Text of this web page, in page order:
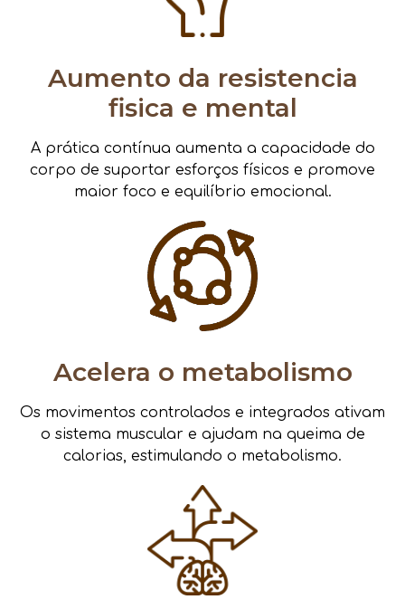
Aumento da resistencia
fisica e mental
A prática contínua aumenta a capacidade do
corpo de suportar esforços físicos e promove
maior foco e equilíbrio emocional.
Acelera o metabolismo
Os movimentos controlados e integrados ativam
o sistema muscular e ajudam na queima de
calorias, estimulando o metabolismo.